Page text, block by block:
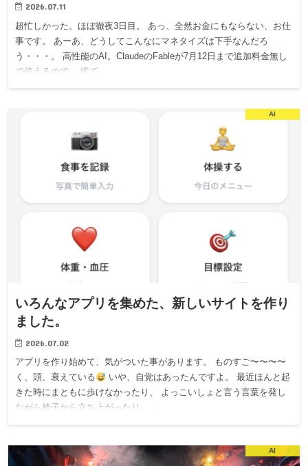
2026.07.11
超忙しかった。ほぼ徹夜3日目。 あっ、全然お金にもならない、お仕
事です。 あーあ、どうしてこんなにマネタイズは下手なんだろ
う・・・。 高性能のAI。ClaudeのFableが7月12日まで追加料金無し
で使えるので、 慌て…
AI
いろんなアプリを集めた、新しいサイトを作り
ました。
2026.07.02
アプリを作り始めて、気がついた事があります。 ものすご〜〜〜〜
く、頭、衰えている
いや、自覚はあったんですよ。 最近ほんと起
きた時にまともに歩けなかったり、 よっこいしょと言う言葉を発し
ながら椅子から立ち上がったり、 …
AI